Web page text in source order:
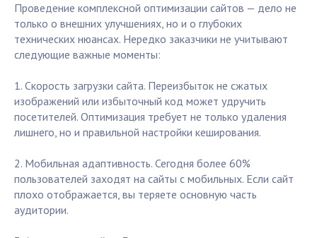
Проведение комплексной оптимизации сайтов — дело не
только о внешних улучшениях, но и о глубоких
технических нюансах. Нередко заказчики не учитывают
следующие важные моменты:
1. Скорость загрузки сайта. Переизбыток не сжатых
изображений или избыточный код может удручить
посетителей. Оптимизация требует не только удаления
лишнего, но и правильной настройки кеширования.
2. Мобильная адаптивность. Сегодня более 60%
пользователей заходят на сайты с мобильных. Если сайт
плохо отображается, вы теряете основную часть
аудитории.